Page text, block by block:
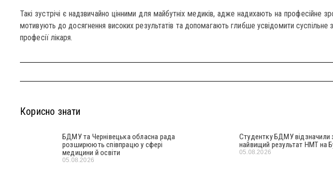
Такі зустрічі є надзвичайно цінними для майбутніх медиків, адже надихають на професійне
мотивують до досягнення високих результатів та допомагають глибше усвідомити суспільне
професії лікаря.
Корисно знати
БДМУ та Чернівецька обласна рада
розширюють співпрацю у сфері
медицини й освіти
05.08.2026
Студентку БДМУ відзначили
найвищий результат НМТ на
05.08.2026